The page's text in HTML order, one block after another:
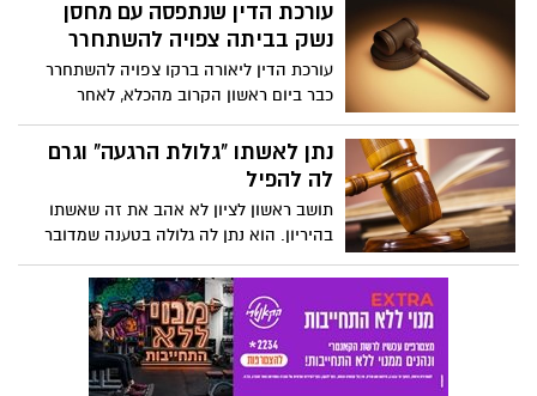
בבאר-יעקב. הוא טוען כי שדד שני בנקים תוך
חודש
עורכת הדין שנתפסה עם מחסן
נשק בביתה צפויה להשתחרר
עורכת הדין ליאורה ברקו צפויה להשתחרר
כבר ביום ראשון הקרוב מהכלא, לאחר
שריצתה חמישה חודשי מאסר בגין הברחת
סמים ללקוחותיה בכלא. היא נידונה בשנת
2011 לשבעה חודשי מאסר, והחלה לרצות
נתן לאשתו "גלולת הרגעה" וגרם
לה להפיל
תושב ראשון לציון לא אהב את זה שאשתו
בהיריון. הוא נתן לה גלולה בטענה שמדובר
בתרופת הרגעה - וגרם לה להפיל את העובר.
במשטרה, חשפה האישה כי הבעל גם מכה
אותה